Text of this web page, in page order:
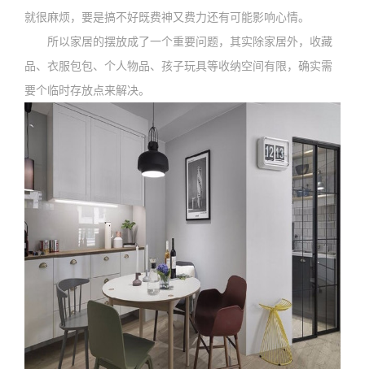
就很麻烦，要是搞不好既费神又费力还有可能影响心情。
所以家居的摆放成了一个重要问题，其实除家居外，收藏
品、衣服包包、个人物品、孩子玩具等收纳空间有限，确实需
要个临时存放点来解决。